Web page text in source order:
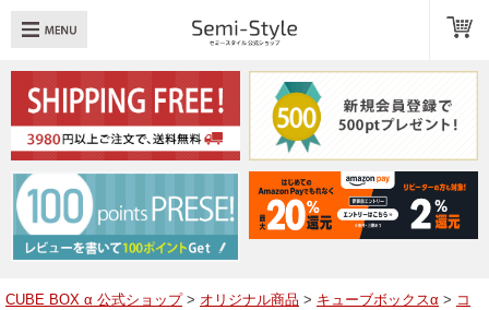
：透明扉 引き出し LED
へ戻る
品一覧
CUBE BOX α 公式ショップ> オリジナル商品 > キューブボックスα > コ